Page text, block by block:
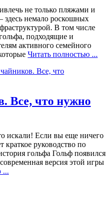
не только пляжами и
здесь немало роскошных
В том числе
подходящие и
активного семейного
Читать полностью ...
Все, что нужно
искали! Если вы еще ничего
краткое руководство по
гольфа Гольф появился
версия этой игры
...